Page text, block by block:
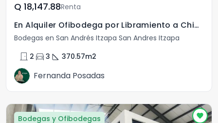
Q	18,147.88Renta
En Alquiler Ofibodega por Libramiento a Chimaltenango
Bodegas en San Andrés Itzapa San Andres Itzapa
door_front 2 directions_car 3 square_foot 370.57m2
Fernanda Posadas
Bodegas y Ofibodegas